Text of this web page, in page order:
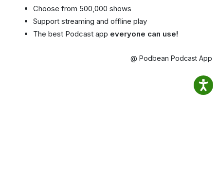
Choose from 500,000 shows
Support streaming and offline play
The best Podcast app everyone can use!
@ Podbean Podcast App